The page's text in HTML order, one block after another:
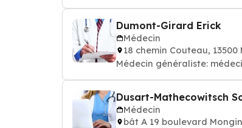
Dumont-Girard Erick
Médecin
18 chemin Couteau, 13500
Médecin généraliste:
Dusart-Mathecowitsch
Médecin
bât A 19 boulevard